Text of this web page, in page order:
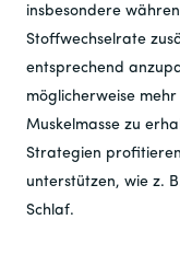
insbesondere
Stoffwechselrate
entsprechend
möglicherweise
Muskelmasse zu
Strategien
unterstützen, wie z.
Schlaf.